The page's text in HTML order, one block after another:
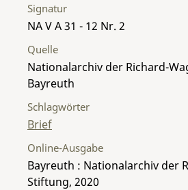
Signatur
NA V A 31 - 12 Nr. 2
Quelle
Nationalarchiv der Richard-
Bayreuth
Schlagwörter
Brief
Online-Ausgabe
Bayreuth : Nationalarchiv der
Stiftung, 2020